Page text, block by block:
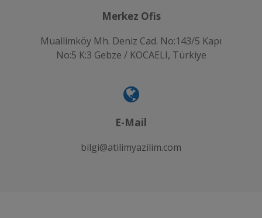
Merkez Ofis
Muallimköy Mh. Deniz Cad. No:143/5 Kapı
No:5 K:3 Gebze / KOCAELI, Türkiye
E-Mail
bilgi@atilimyazilim.com